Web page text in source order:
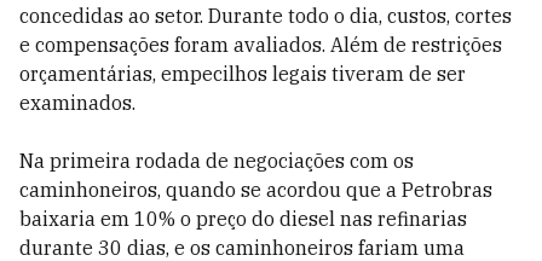
concedidas ao setor. Durante todo o dia, custos, cortes
e compensações foram avaliados. Além de restrições
orçamentárias, empecilhos legais tiveram de ser
examinados.
Na primeira rodada de negociações com os
caminhoneiros, quando se acordou que a Petrobras
baixaria em 10% o preço do diesel nas refinarias
durante 30 dias, e os caminhoneiros fariam uma